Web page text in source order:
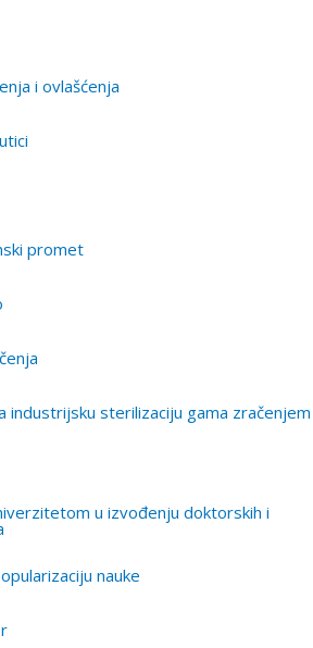
i ovlašćenja
promet
industrijsku sterilizaciju gama zračenjem
u izvođenju doktorskih i
nauke